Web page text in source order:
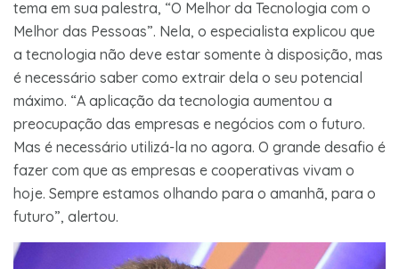
tema em sua palestra, “O Melhor da Tecnologia com o
Melhor das Pessoas”. Nela, o especialista explicou que
a tecnologia não deve estar somente à disposição, mas
é necessário saber como extrair dela o seu potencial
máximo. “A aplicação da tecnologia aumentou a
preocupação das empresas e negócios com o futuro.
Mas é necessário utilizá-la no agora. O grande desafio é
fazer com que as empresas e cooperativas vivam o
hoje. Sempre estamos olhando para o amanhã, para o
futuro”, alertou.